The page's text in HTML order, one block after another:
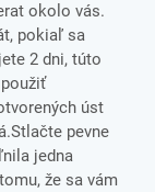
okolo vás.
pokiaľ sa
2 dni, túto
úst
pevne
jedna
že sa vám